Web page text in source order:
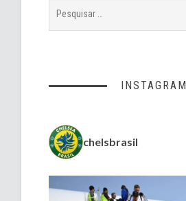
INSTAGRAM
chelsbrasil